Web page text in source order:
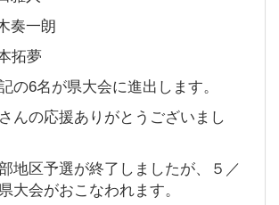
奏一朗
拓夢
の6名が県大会に進出します。
んの応援ありがとうございまし
地区予選が終了しましたが、５／
大会がおこなわれます。